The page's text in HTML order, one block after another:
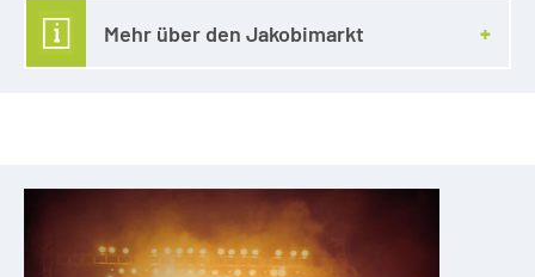
Mehr über den Jakobimarkt